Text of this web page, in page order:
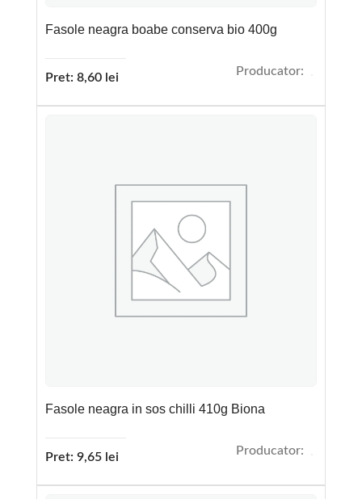
Fasole neagra boabe conserva bio 400g
Pret: 8,60 lei Producator:
Fasole neagra in sos chilli 410g Biona
Pret: 9,65 lei Producator: